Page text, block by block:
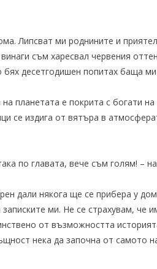
Липсват ми роднините и
съм харесвал червения
бях десетгодишен попитах баща
планетата е покрита с богати
се издига от вятъра в
по главата, вече съм голям! –
дали някога ще се прибера у
ми. Не се страхувам, че
от възможността
нека да започна от самото